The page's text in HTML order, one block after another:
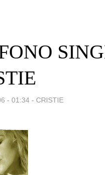
- 01:34 - CRISTIE